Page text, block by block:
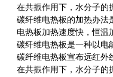
在共振作用下，水分子的振
碳纤维电热板的加热办法
电热板加热速度快，恒温加
碳纤维电热板是一种以电能
碳纤维电热板宣布远红外线
在共振作用下，水分子的振